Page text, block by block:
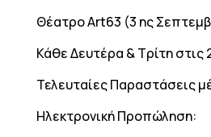
Θέατρο Art63 (3 ης
Κάθε Δευτέρα & Τρίτη στις
Τελευταίες Παραστάσεις
Ηλεκτρονική Προπώληση: